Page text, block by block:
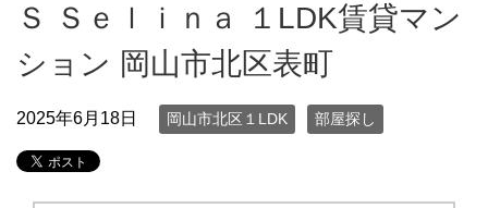
Ｓ Ｓｅｌｉｎａ １LDK賃貸マン
ション 岡山市北区表町
2025年6月18日 岡山市北区１LDK 部屋探し